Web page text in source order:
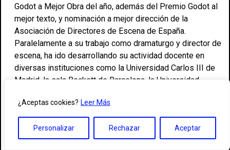
¿Aceptas cookies? Leer Más
Personalizar Rechazar Aceptar
Godot a Mejor Obra del año, además del Premio Godot al
mejor texto, y nominación a mejor dirección de la
Asociación de Directores de Escena de España.
Paralelamente a su trabajo como dramaturgo y director de
escena, ha ido desarrollando su actividad docente en
diversas instituciones como la Universidad Carlos III de
Madrid, la sala Beckett de Barcelona, la Universidad
Ricardo Rojas de la Universidad de Buenos Aires.
Ha publicado “Asymmetrical- Motion; Notas sobre
pedagogía y movimiento” -en co-autoría con Lucas Condró-
, “Las palabras de las obras” recopilatorio de parte de sus